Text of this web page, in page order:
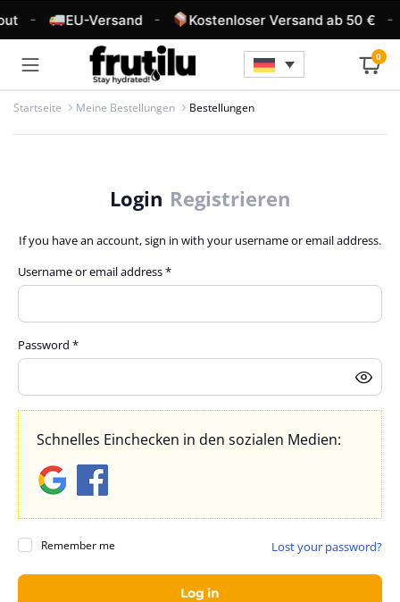
- EU-Versand - Kostenloser Versand ab 50 € -
0
Startseite Meine Bestellungen Bestellungen
Login Registrieren
If you have an account, sign in with your username or email address.
Username or email address*Required
Password *Required
Schnelles Einchecken in den sozialen Medien:
Remember me Lost your password?
Log in